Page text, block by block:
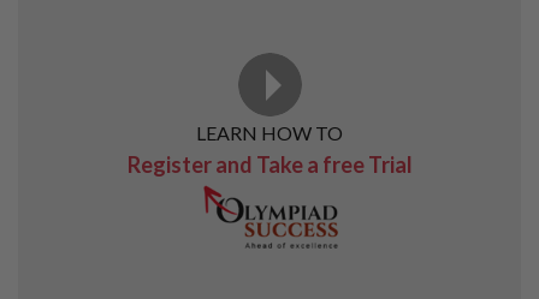
LEARN HOW TO
Register and Take a free Trial